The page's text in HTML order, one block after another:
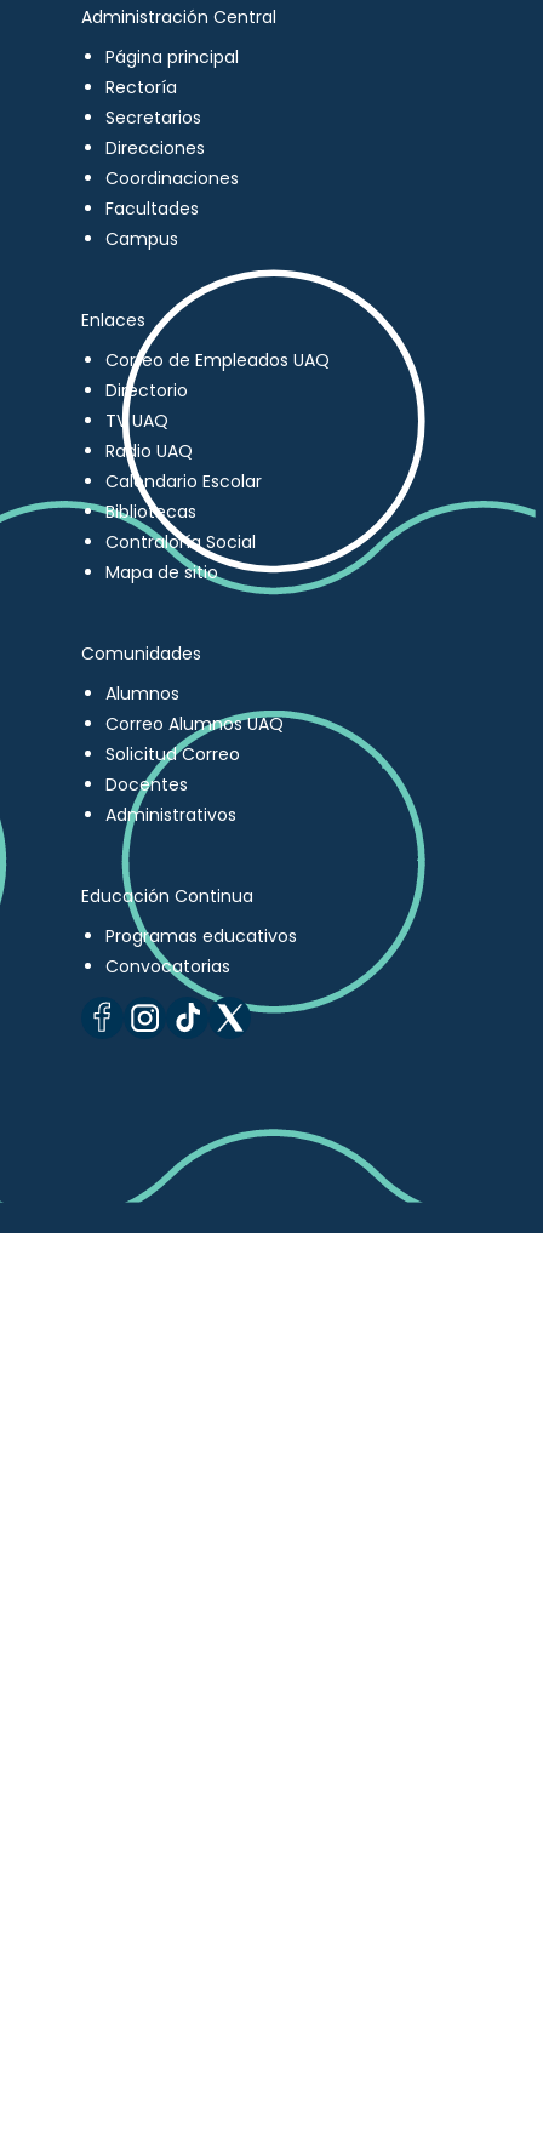
Administración Central
Página principal
Rectoría
Secretarios
Direcciones
Coordinaciones
Facultades
Campus
Enlaces
Correo de Empleados UAQ
Directorio
TV UAQ
Radio UAQ
Calendario Escolar
Bibliotecas
Contraloría Social
Mapa de sitio
Comunidades
Alumnos
Correo Alumnos UAQ
Solicitud Correo
Docentes
Administrativos
Educación Continua
Programas educativos
Convocatorias